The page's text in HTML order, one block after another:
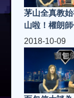
茅山全真教
山啦！權朗
吓原來茅山術
萎、減肥、
花⋯⋯真係？
片！（二）|
89集)
2018-10-09